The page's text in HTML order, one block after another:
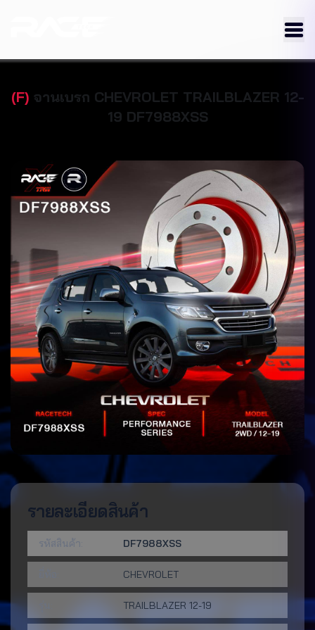
(F) จานเบรก CHEVROLET TRAILBLAZER 12-
19 DF7988XSS
รายละเอียดสินค้า
รหัสสินค้า: DF7988XSS
CHEVROLET
TRAILBLAZER 12-19